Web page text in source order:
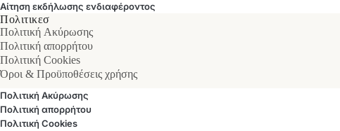
Αίτηση εκδήλωσης ενδιαφέροντος
Πολιτικεσ
Πολιτική Ακύρωσης
Πολιτική απορρήτου
Πολιτική Cookies
Όροι & Προϋποθέσεις χρήσης
Πολιτική Ακύρωσης
Πολιτική απορρήτου
Πολιτική Cookies